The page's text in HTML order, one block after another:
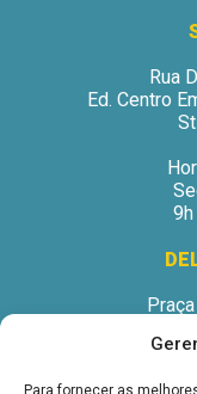
Para fornecer as
Rua
Ed. Centro